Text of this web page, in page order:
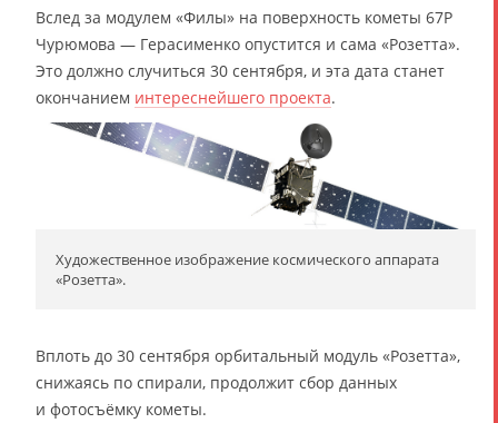
Вслед за модулем «Филы» на поверхность кометы 67P
Чурюмова — Герасименко опустится и сама «Розетта».
Это должно случиться 30 сентября, и эта дата станет
окончанием интереснейшего проекта.
Художественное изображение космического аппарата
«Розетта».
Вплоть до 30 сентября орбитальный модуль «Розетта»,
снижаясь по спирали, продолжит сбор данных
и фотосъёмку кометы.